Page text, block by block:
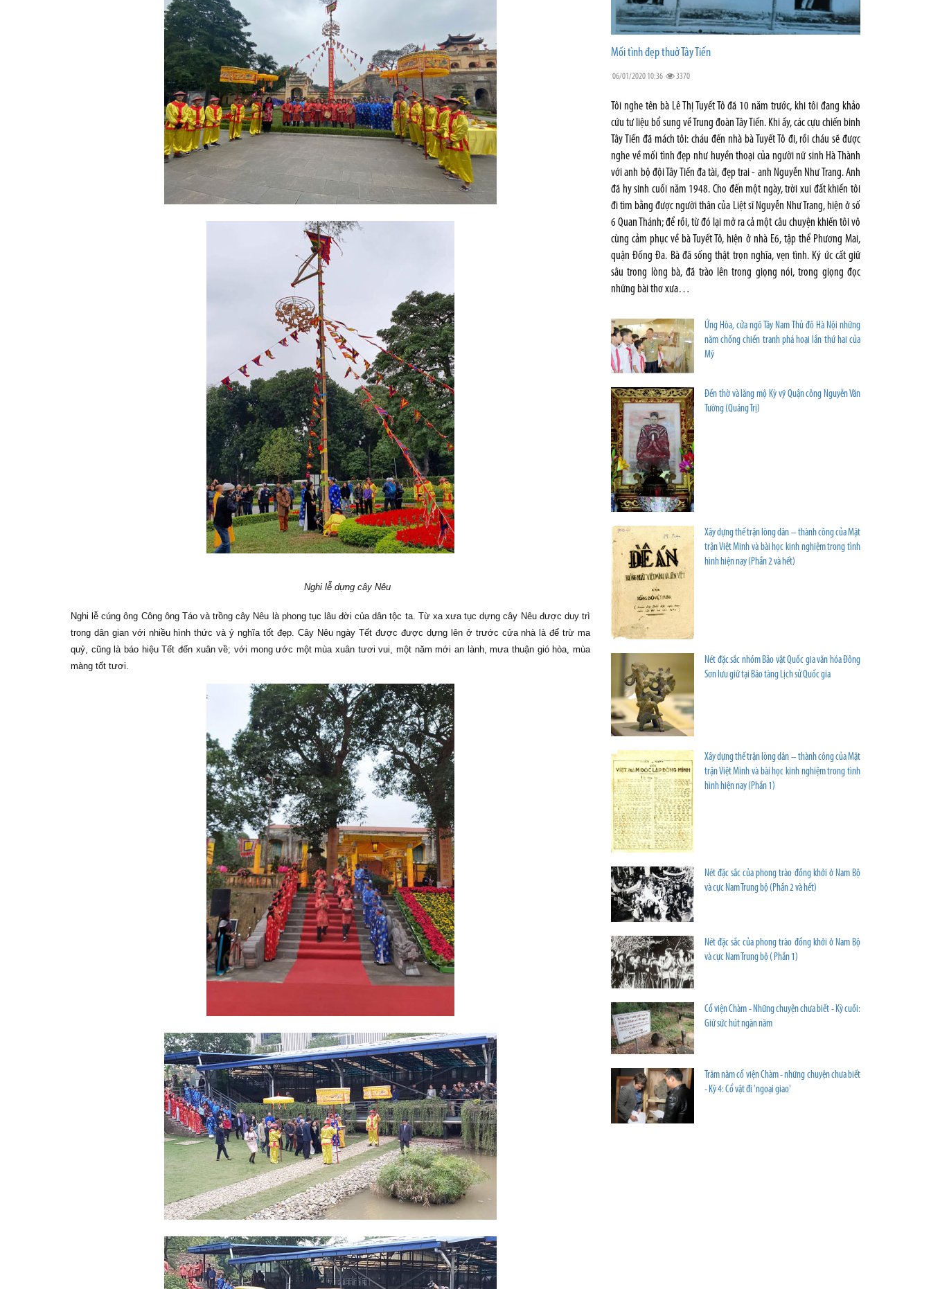
Nghi lễ dựng cây Nêu
Nghi lễ cúng ông Công ông Táo và trồng cây Nêu là phong tục lâu đời của dân tộc ta. Từ xa xưa tục dựng cây Nêu được duy trì
trong dân gian với nhiều hình thức và ý nghĩa tốt đẹp. Cây Nêu ngày Tết được được dựng lên ở trước cửa nhà là để trừ ma
quỷ, cũng là báo hiệu Tết đến xuân về; với mong ước một mùa xuân tươi vui, một năm mới an lành, mưa thuận gió hòa, mùa
màng tốt tươi.
Mối tình đẹp thuở Tây Tiến
06/01/2020 10:36 3370
Tôi nghe tên bà Lê Thị Tuyết Tô đã 10 năm trước, khi tôi đang khảo
cứu tư liệu bổ sung về Trung đoàn Tây Tiến. Khi ấy, các cựu chiến binh
Tây Tiến đã mách tôi: cháu đến nhà bà Tuyết Tô đi, rồi cháu sẽ được
nghe về mối tình đẹp như huyền thoại của người nữ sinh Hà Thành
với anh bộ đội Tây Tiến đa tài, đẹp trai - anh Nguyễn Như Trang. Anh
đã hy sinh cuối năm 1948. Cho đến một ngày, trời xui đất khiến tôi
đi tìm bằng được người thân của Liệt sĩ Nguyễn Như Trang, hiện ở số
6 Quan Thánh; để rồi, từ đó lại mở ra cả một câu chuyện khiến tôi vô
cùng cảm phục về bà Tuyết Tô, hiện ở nhà E6, tập thể Phương Mai,
quận Đống Đa. Bà đã sống thật trọn nghĩa, vẹn tình. Ký ức cất giữ
sâu trong lòng bà, đã trào lên trong giọng nói, trong giọng đọc
những bài thơ xưa…
Ứng Hòa, cửa ngõ Tây Nam Thủ đô Hà Nội những
năm chống chiến tranh phá hoại lần thứ hai của
Mỹ
Đền thờ và lăng mộ Kỳ vỹ Quận công Nguyễn Văn
Tường (Quảng Trị)
Xây dựng thế trận lòng dân – thành công của Mặt
trận Việt Minh và bài học kinh nghiệm trong tình
hình hiện nay (Phần 2 và hết)
Nét đặc sắc nhóm Bảo vật Quốc gia văn hóa Đông
Sơn lưu giữ tại Bảo tàng Lịch sử Quốc gia
Xây dựng thế trận lòng dân – thành công của Mặt
trận Việt Minh và bài học kinh nghiệm trong tình
hình hiện nay (Phần 1)
Nét đặc sắc của phong trào đồng khởi ở Nam Bộ
và cực Nam Trung bộ (Phần 2 và hết)
Nét đặc sắc của phong trào đồng khởi ở Nam Bộ
và cực Nam Trung bộ ( Phần 1)
Cổ viện Chàm - Những chuyện chưa biết - Kỳ cuối:
Giữ sức hút ngàn năm
Trăm năm cổ viện Chàm - những chuyện chưa biết
- Kỳ 4: Cổ vật đi 'ngoại giao'